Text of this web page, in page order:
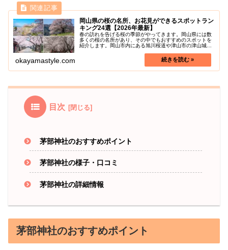
岡山県の桜の名所、お花見ができるスポットラン
キング24選【2026年最新】
春の訪れを告げる桜の季節がやってきます。岡山県には数
多くの桜の名所があり、その中でもおすすめのスポットを
紹介します。岡山市内にある旭川桜道や津山市の津山城、
okayamastyle.com
目次
茅部神社のおすすめポイント
茅部神社の様子・口コミ
茅部神社の詳細情報
茅部神社のおすすめポイント